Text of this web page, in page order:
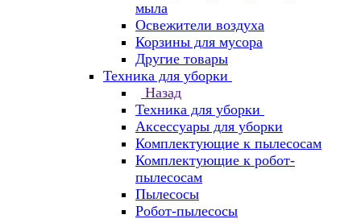
мыла
Освежители воздуха
Корзины для мусора
Другие товары
Техника для уборки
Назад
Техника для уборки
Аксессуары для уборки
Комплектующие к пылесосам
Комплектующие к робот-
пылесосам
Пылесосы
Робот-пылесосы